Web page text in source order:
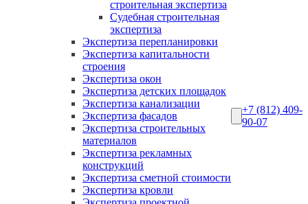
строительная экспертиза
Судебная строительная
экспертиза
Экспертиза перепланировки
Экспертиза капитальности
строения
Экспертиза окон
Экспертиза детских площадок
Экспертиза канализации
Экспертиза фасадов
Экспертиза строительных
материалов
Экспертиза рекламных
конструкций
Экспертиза сметной стоимости
Экспертиза кровли
+7 (812) 409-
90-07